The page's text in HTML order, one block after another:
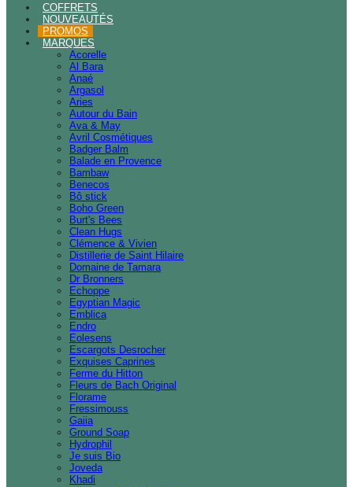
COFFRETS
NOUVEAUTÉS
PROMOS
MARQUES
Acorelle
Al Bara
Anaé
Argasol
Aries
Autour du Bain
Ava & May
Avril Cosmétiques
Badger Balm
Balade en Provence
Bambaw
Benecos
Bô stick
Boho Green
Burt's Bees
Clean Hugs
Clémence & Vivien
Distillerie de Saint Hilaire
Domaine de Tamara
Dr Bronners
Echoppe
Egyptian Magic
Emblica
Endro
Eolesens
Escargots Desrocher
Exquises Caprines
Ferme du Hitton
Fleurs de Bach Original
Florame
Fressimouss
Gaiia
Ground Soap
Hydrophil
Je suis Bio
Joveda
Khadi